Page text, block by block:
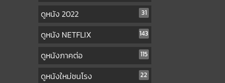
ดูหนัง 2022 31
ดูหนัง NETFLIX 143
ดูหนังภาคต่อ 115
ดูหนังใหม่ชนโรง 22